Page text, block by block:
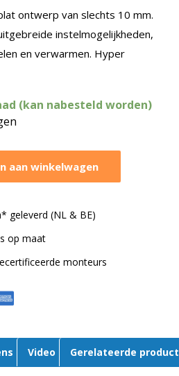
ontwerp van slechts 10 mm.
instelmogelijkheden,
en verwarmen. Hyper
(kan nabesteld worden)
aan winkelwagen
geleverd (NL & BE)
op maat
monteurs
Video Gerelateerde